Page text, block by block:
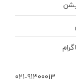
۰۲۱-۹۱۳۰۰۰۱۳